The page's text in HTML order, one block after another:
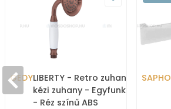
GEDYLIBERTY - Retro zuhanyfej,
kézi zuhany - Egyfunkciós
- Réz színű ABS
SAPHO